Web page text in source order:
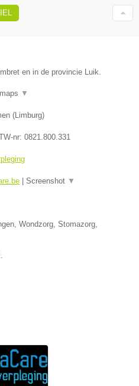
en in de provincie Luik.
▼
(Limburg)
nr: 0821.800.331
Screenshot ▼
Wondzorg, Stomazorg,